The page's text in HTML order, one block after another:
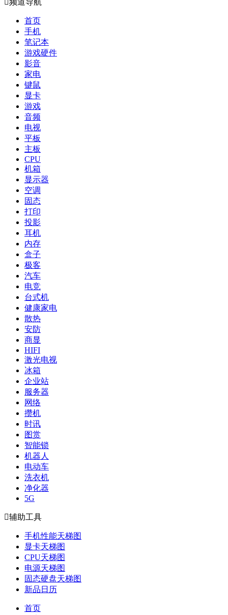
频道导航
首页
手机
笔记本
游戏硬件
影音
家电
键鼠
显卡
游戏
音频
电视
平板
主板
CPU
机箱
显示器
空调
固态
打印
投影
耳机
内存
盒子
极客
汽车
电竞
台式机
健康家电
散热
安防
商显
HIFI
激光电视
冰箱
企业站
服务器
网络
攒机
时讯
图赏
智能锁
机器人
电动车
洗衣机
净化器
5G
辅助工具
手机性能天梯图
显卡天梯图
CPU天梯图
电源天梯图
固态硬盘天梯图
新品日历
首页